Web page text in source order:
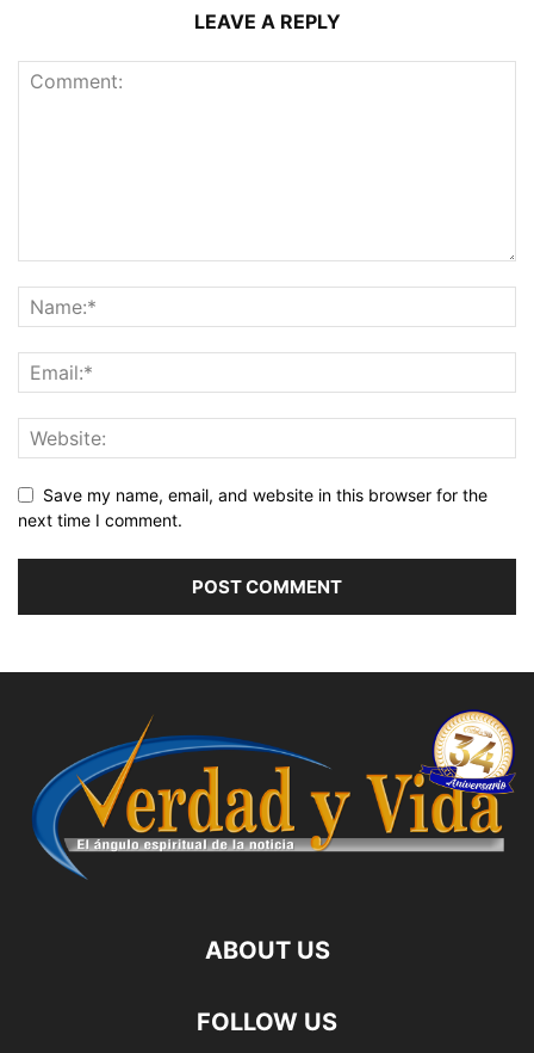
LEAVE A REPLY
Save my name, email, and website in this browser for the
next time I comment.
ABOUT US
FOLLOW US